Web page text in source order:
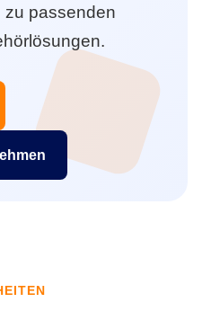
zu passenden